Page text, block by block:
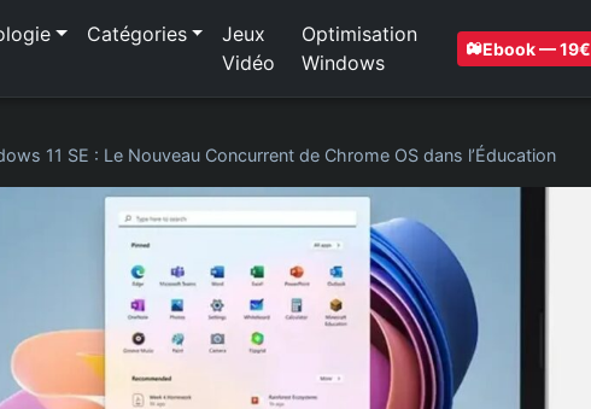
Catégories
Jeux
Vidéo
Optimisation
Windows
Ebook — 19€
11 SE : Le Nouveau Concurrent de Chrome OS dans l’Éducation